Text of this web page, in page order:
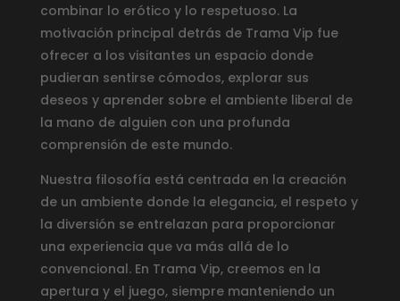
combinar lo erótico y lo respetuoso. La
motivación principal detrás de Trama Vip fue
ofrecer a los visitantes un espacio donde
pudieran sentirse cómodos, explorar sus
deseos y aprender sobre el ambiente liberal de
la mano de alguien con una profunda
comprensión de este mundo.
Nuestra filosofía está centrada en la creación
de un ambiente donde la elegancia, el respeto y
la diversión se entrelazan para proporcionar
una experiencia que va más allá de lo
convencional. En Trama Vip, creemos en la
apertura y el juego, siempre manteniendo un